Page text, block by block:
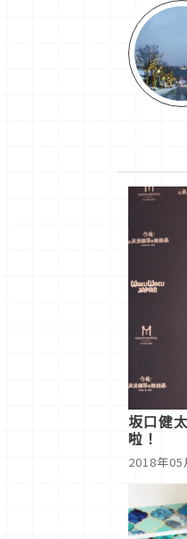
坂口健
啦！
2018年05